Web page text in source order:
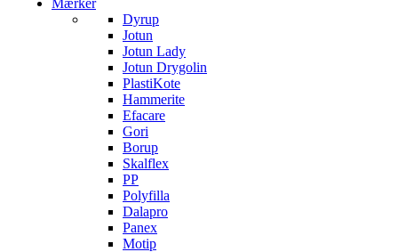
Mærker
Dyrup
Jotun
Jotun Lady
Jotun Drygolin
PlastiKote
Hammerite
Efacare
Gori
Borup
Skalflex
PP
Polyfilla
Dalapro
Panex
Motip